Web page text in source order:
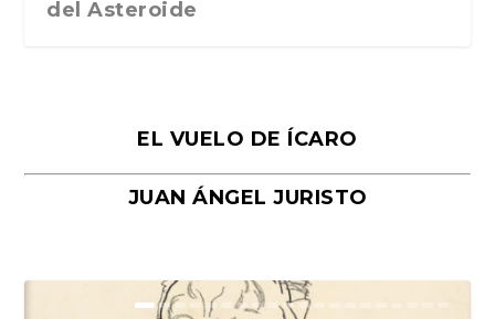
del Asteroide
EL VUELO DE ÍCARO
JUAN ÁNGEL JURISTO